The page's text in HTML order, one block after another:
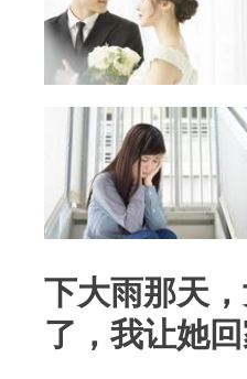
下大雨那天
了，我让她